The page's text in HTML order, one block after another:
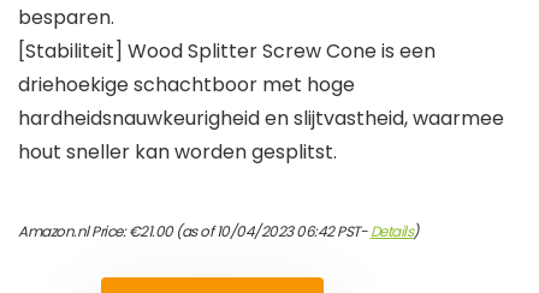
besparen.
[Stabiliteit] Wood Splitter Screw Cone is een
driehoekige schachtboor met hoge
hardheidsnauwkeurigheid en slijtvastheid, waarmee
hout sneller kan worden gesplitst.
Amazon.nl Price:€21.00(as of 10/04/2023 06:42 PST-Details)